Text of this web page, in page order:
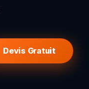
Devis Gratuit